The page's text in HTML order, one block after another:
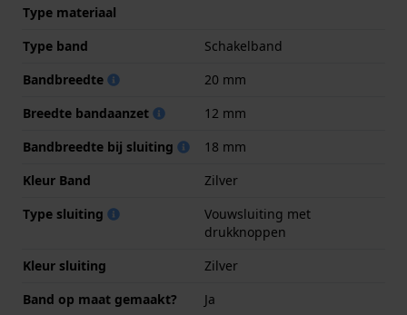
Type materiaal
Type band
Schakelband
Bandbreedte
20 mm
Breedte bandaanzet
12 mm
Bandbreedte bij sluiting
18 mm
Kleur Band
Zilver
Type sluiting
Vouwsluiting met
drukknoppen
Kleur sluiting
Zilver
Band op maat gemaakt?
Ja